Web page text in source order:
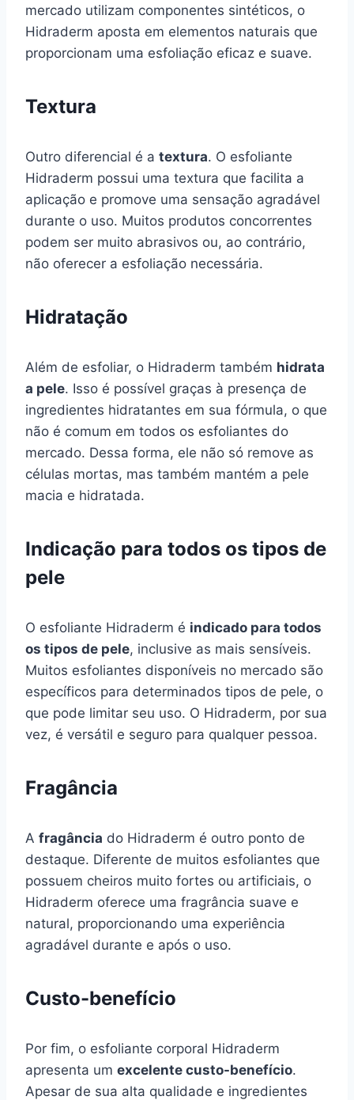
mercado utilizam componentes sintéticos, o
Hidraderm aposta em elementos naturais que
proporcionam uma esfoliação eficaz e suave.
Textura
Outro diferencial é a textura. O esfoliante
Hidraderm possui uma textura que facilita a
aplicação e promove uma sensação agradável
durante o uso. Muitos produtos concorrentes
podem ser muito abrasivos ou, ao contrário,
não oferecer a esfoliação necessária.
Hidratação
Além de esfoliar, o Hidraderm também hidrata
a pele. Isso é possível graças à presença de
ingredientes hidratantes em sua fórmula, o que
não é comum em todos os esfoliantes do
mercado. Dessa forma, ele não só remove as
células mortas, mas também mantém a pele
macia e hidratada.
Indicação para todos os tipos de
pele
O esfoliante Hidraderm é indicado para todos
os tipos de pele, inclusive as mais sensíveis.
Muitos esfoliantes disponíveis no mercado são
específicos para determinados tipos de pele, o
que pode limitar seu uso. O Hidraderm, por sua
vez, é versátil e seguro para qualquer pessoa.
Fragância
A fragância do Hidraderm é outro ponto de
destaque. Diferente de muitos esfoliantes que
possuem cheiros muito fortes ou artificiais, o
Hidraderm oferece uma fragrância suave e
natural, proporcionando uma experiência
agradável durante e após o uso.
Custo-benefício
Por fim, o esfoliante corporal Hidraderm
apresenta um excelente custo-benefício.
Apesar de sua alta qualidade e ingredientes